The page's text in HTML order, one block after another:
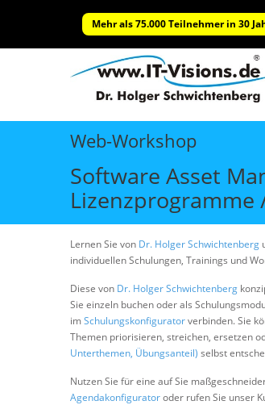
Mehr als 75.000 Teilnehmer in 30
Web-Workshop
Software Asset
Lizenzprogramme
Lernen Sie von Dr. Holger Schwichtenberg
individuellen Schulungen, Trainings und
Diese von Dr. Holger Schwichtenberg
Sie einzeln buchen oder als
imSchulungskonfiguratorverbinden. Sie
Themen priorisieren, streichen, ersetzen
Unterthemen, Übungsanteil) selbst
Nutzen Sie für eine auf Sie
Agendakonfiguratoroder rufen Sie unser